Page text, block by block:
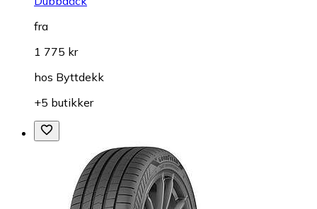
fra
1 775 kr
hos Byttdekk
+5 butikker